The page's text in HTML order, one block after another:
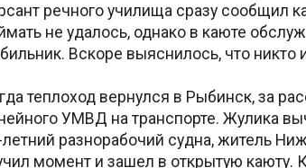
речного училища сразу сообщил
не удалось, однако в каюте
Вскоре выяснилось, что никто
теплоход вернулся в Рыбинск, за
УМВД на транспорте. Жулика
разнорабочий судна, житель
момент и зашел в открытую каюту.